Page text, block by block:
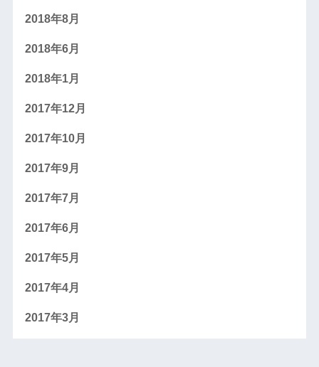
2018年8月
2018年6月
2018年1月
2017年12月
2017年10月
2017年9月
2017年7月
2017年6月
2017年5月
2017年4月
2017年3月